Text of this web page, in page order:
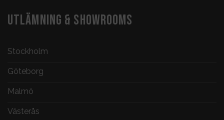
UTLÄMNING & SHOWROOMS
Stockholm
Göteborg
Malmö
Västerås